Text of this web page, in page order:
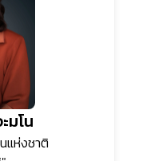
มโน
แห่งชาติ